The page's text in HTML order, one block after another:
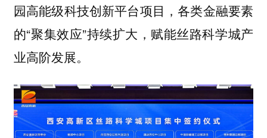
园高能级科技创新平台项目，各类金融要素
的“聚集效应”持续扩大，赋能丝路科学城产
业高阶发展。